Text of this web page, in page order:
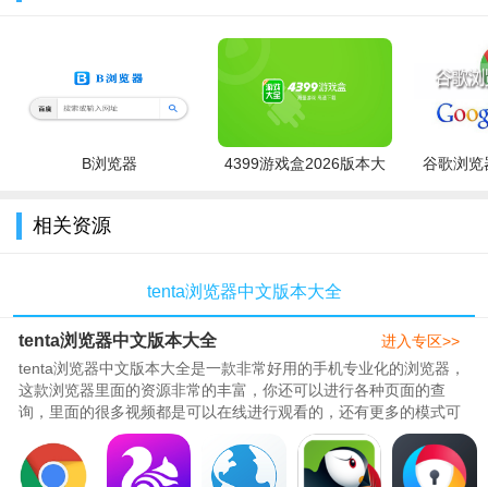
ucturbo国际版将能够让你可以随时完成更多的内容的查询的
手机软件，简单的查询浏览模式都可以让你随时查看更多的内
容，自由的完成更多的资源的查询，一键就可以轻松的浏览更多
B浏览器
4399游戏盒2026版本大
谷歌浏览
相关资源
tenta浏览器中文版本大全
tenta浏览器中文版本大全
tenta浏览器中文版本大全是一款非常好用的手机专业化的浏览器，
这款浏览器里面的资源非常的丰富，你还可以进行各种页面的查
询，里面的很多视频都是可以在线进行观看的，还有更多的模式可
以打开，都是没有广告的，保密的观看不会有痕迹，289带来了最
新版、破解版、中文版、专业版等等全新的内容，帮助你更好的体
验，需要的朋友们快快下载体验吧。..
进入专区>>